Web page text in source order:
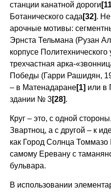
станции канатной дороги
Ботанического сада [32].
арочные мотивы:
Эрнста Тельмана (Рузан
корпусе Политехнического
трехчастная арка-
Победы (Гарри Рашидян,
– в Матенадаране[1] или в
здании № 3[28].
Круг – это, с одной
Звартноц, а с другой – к
как Город Солнца
самому Еревану с
бульвара.
В использовании